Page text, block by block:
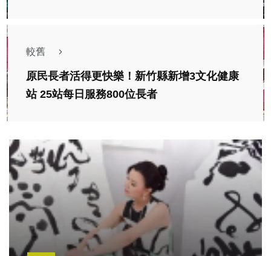
較舊
原民長者活得更快樂！新竹縣新增3文化健康
站 25站每日服務800位長者